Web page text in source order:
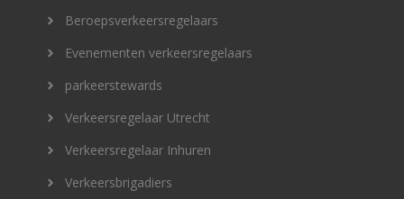
Beroepsverkeersregelaars
Evenementen verkeersregelaars
parkeerstewards
Verkeersregelaar Utrecht
Verkeersregelaar Inhuren
Verkeersbrigadiers